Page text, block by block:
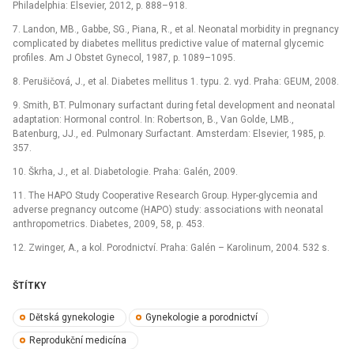
Philadelphia: Elsevier, 2012, p. 888–918.
7. Landon, MB., Gabbe, SG., Piana, R., et al. Neonatal morbidity in pregnancy
complicated by diabetes mellitus predictive value of maternal glycemic
profiles. Am J Obstet Gynecol, 1987, p. 1089–1095.
8. Perušičová, J., et al. Diabetes mellitus 1. typu. 2. vyd. Praha: GEUM, 2008.
9. Smith, BT. Pulmonary surfactant during fetal development and neonatal
adaptation: Hormonal control. In: Robertson, B., Van Golde, LMB.,
Batenburg, JJ., ed. Pulmonary Surfactant. Amsterdam: Elsevier, 1985, p.
357.
10. Škrha, J., et al. Diabetologie. Praha: Galén, 2009.
11. The HAPO Study Cooperative Research Group. Hyper-glycemia and
adverse pregnancy outcome (HAPO) study: associations with neonatal
anthropometrics. Diabetes, 2009, 58, p. 453.
12. Zwinger, A., a kol. Porodnictví. Praha: Galén –⁠ Karolinum, 2004. 532 s.
ŠTÍTKY
Dětská gynekologie Gynekologie a porodnictví
Reprodukční medicína